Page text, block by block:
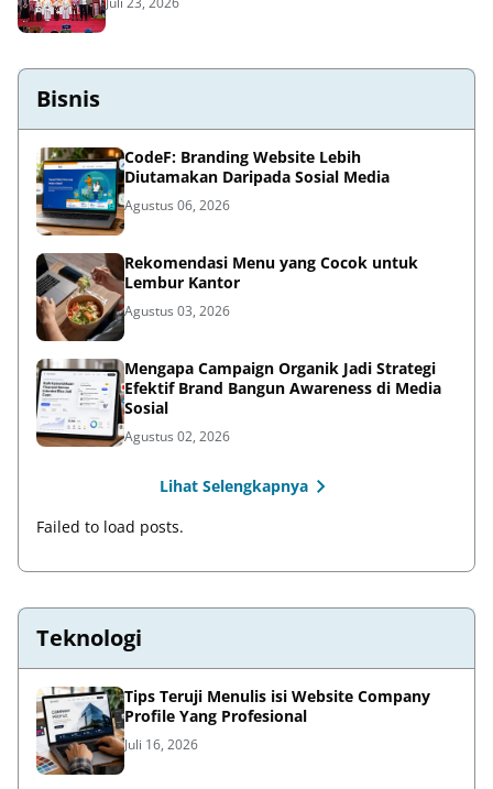
Bisnis
CodeF: Branding Website Lebih
Diutamakan Daripada Sosial Media
Agustus 06, 2026
Rekomendasi Menu yang Cocok untuk
Lembur Kantor
Agustus 03, 2026
Mengapa Campaign Organik Jadi Strategi
Efektif Brand Bangun Awareness di Media
Sosial
Agustus 02, 2026
Lihat Selengkapnya
Failed to load posts.
Teknologi
Tips Teruji Menulis isi Website Company
Profile Yang Profesional
Juli 16, 2026